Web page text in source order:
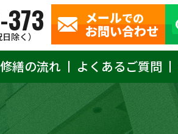
除く）
メールでの
お問い合わせ
繕の流れ よくあるご質問